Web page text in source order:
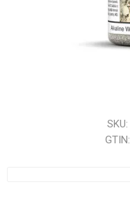
SKU:
GTIN: